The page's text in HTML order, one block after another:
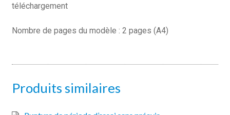
téléchargement
Nombre de pages du modèle : 2 pages (A4)
Produits similaires